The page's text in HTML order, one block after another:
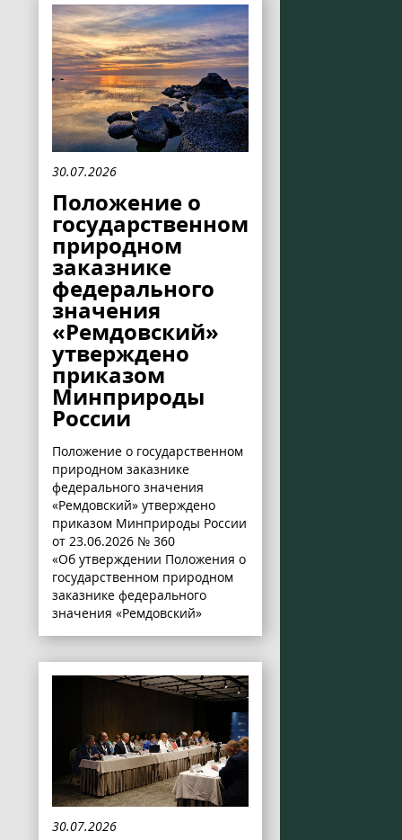
30.07.2026
Положение о
государственном
природном
заказнике
федерального
значения
«Ремдовский»
утверждено
приказом
Минприроды
России
Положение о государственном
природном заказнике
федерального значения
«Ремдовский» утверждено
приказом Минприроды России
от 23.06.2026 № 360
«Об утверждении Положения о
государственном природном
заказнике федерального
значения «Ремдовский»
30.07.2026